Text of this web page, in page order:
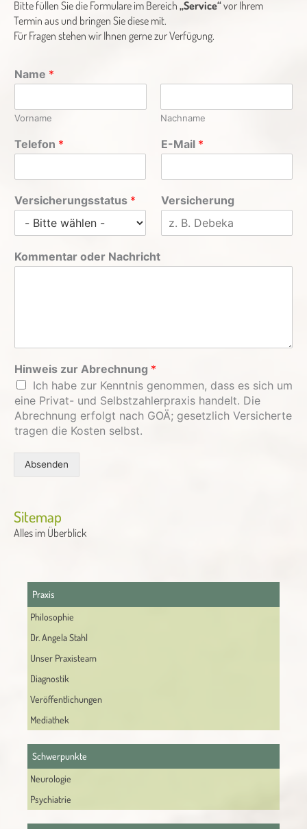
Bitte füllen Sie die Formulare im Bereich „Service“vor Ihrem
Termin aus und bringen Sie diese mit.
Für Fragen stehen wir Ihnen gerne zur Verfügung.
Name *
Vorname Nachname
Telefon * E-Mail *
Versicherungsstatus * Versicherung
Kommentar oder Nachricht
Hinweis zur Abrechnung *
Ich habe zur Kenntnis genommen, dass es sich um
eine Privat- und Selbstzahlerpraxis handelt. Die
Abrechnung erfolgt nach GOÄ; gesetzlich Versicherte
tragen die Kosten selbst.
Absenden
Sitemap
Alles im Überblick
Praxis
Philosophie
Dr. Angela Stahl
Unser Praxisteam
Diagnostik
Veröffentlichungen
Mediathek
Schwerpunkte
Neurologie
Psychiatrie